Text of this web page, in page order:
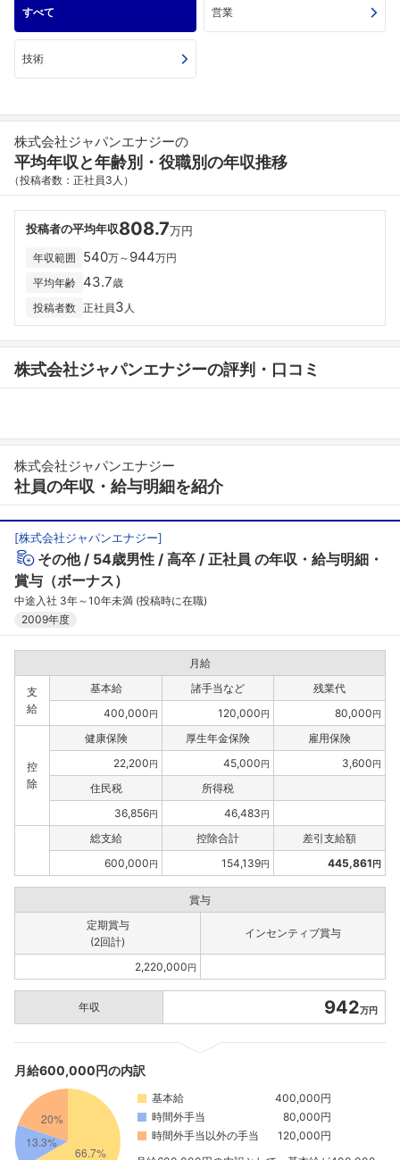
すべて 営業
技術
株式会社ジャパンエナジーの
平均年収と年齢別・役職別の年収推移
（投稿者数：正社員3人）
投稿者の平均年収808.7万円
年収範囲 540万～ 944万円
平均年齢 43.7歳
投稿者数 正社員3 人
株式会社ジャパンエナジーの評判・口コミ
株式会社ジャパンエナジー
社員の年収・給与明細を紹介
[株式会社ジャパンエナジー]
その他 54歳男性 高卒 正社員 の年収・給与明細・
賞与（ボーナス）
中途入社 3年～10年未満 (投稿時に在職)
2009年度
月給
支
給
基本給 諸手当など
残業代
400,000円 120,000円 80,000円
控
除
健康保険 厚生年金保険
雇用保険
22,200円 45,000円 3,600円
住民税
所得税
36,856円 46,483円
総支給 控除合計
差引支給額
600,000円 154,139円 445,861円
賞与
定期賞与
(2回計)
インセンティブ賞与
2,220,000円
年収 942万円
月給600,000円の内訳
基本給
400,000円
時間外手当
80,000円
時間外手当以外の手当
120,000円